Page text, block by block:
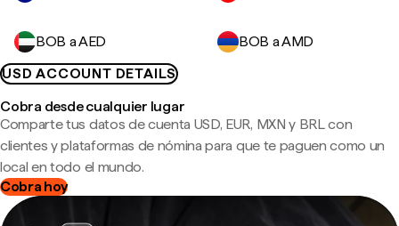
BOB a AED
BOB a AMD
USD ACCOUNT DETAILS
Cobra desde cualquier lugar
Comparte tus datos de cuenta USD, EUR, MXN y BRL con
clientes y plataformas de nómina para que te paguen como un
local en todo el mundo.
Cobra hoy